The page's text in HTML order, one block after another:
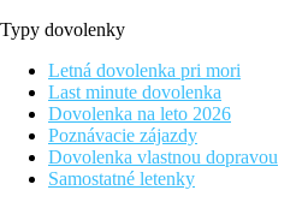
Typy dovolenky
Letná dovolenka pri mori
Last minute dovolenka
Dovolenka na leto 2026
Poznávacie zájazdy
Dovolenka vlastnou dopravou
Samostatné letenky